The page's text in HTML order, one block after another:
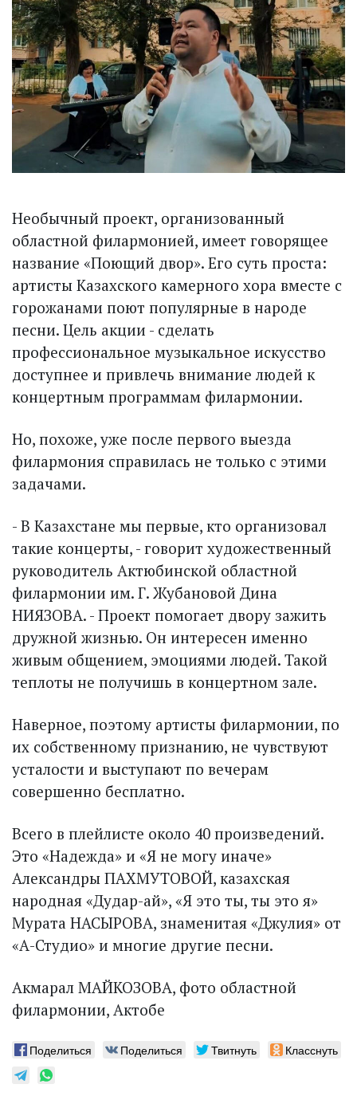
Необычный проект, организованный
областной филармонией, имеет говорящее
название «Поющий двор». Его суть проста:
артисты Казахского камерного хора вместе с
горожанами поют популярные в народе
песни. Цель акции - сделать
профессиональное музыкальное искусство
доступнее и привлечь внимание людей к
концертным программам филармонии.
Но, похоже, уже после первого выезда
филармония справилась не только с этими
задачами.
- В Казахстане мы первые, кто организовал
такие концерты, - говорит художественный
руководитель Актюбинской областной
филармонии им. Г. Жубановой Дина
НИЯЗОВА. - Проект помогает двору зажить
дружной жизнью. Он интересен именно
живым общением, эмоциями людей. Такой
теплоты не получишь в концертном зале.
Наверное, поэтому артисты филармонии, по
их собственному признанию, не чувствуют
усталости и выступают по вечерам
совершенно бесплатно.
Всего в плейлисте около 40 произведений.
Это «Надежда» и «Я не могу иначе»
Александры ПАХМУТОВОЙ, казахская
народная «Дудар-ай», «Я это ты, ты это я»
Мурата НАСЫРОВА, знаменитая «Джулия» от
«А-Студио» и многие другие песни.
Акмарал МАЙКОЗОВА, фото областной
филармонии, Актобе
Поделиться Поделиться Твитнуть Класснуть